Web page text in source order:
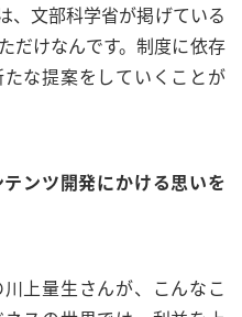
、文部科学省が掲げている
だけなんです。制度に依存
な提案をしていくことが
ンツ開発にかける思いを
上量生さんが、こんなこ